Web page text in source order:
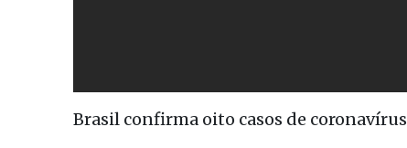
Brasil confirma oito casos de coronavírus